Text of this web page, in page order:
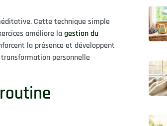
Cette technique simple
améliore lagestion du
la présence et développent
personnelle